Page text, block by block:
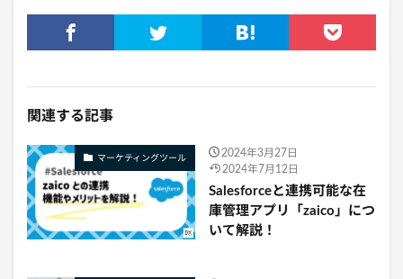
関連する記事
マーケティングツール
2024年3月27日
2024年7月12日
Salesforceと連携可能な在
庫管理アプリ「zaico」につ
いて解説！